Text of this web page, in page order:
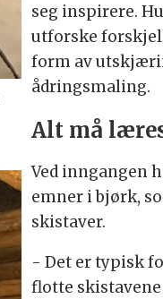
seg inspirere.
utforske
form av
ådringsmaling.
Alt må
Ved inngangen
emner i bjørk,
skistaver.
- Det er typisk
flotte